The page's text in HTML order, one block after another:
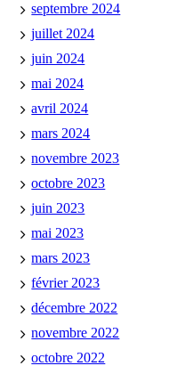
septembre 2024
juillet 2024
juin 2024
mai 2024
avril 2024
mars 2024
novembre 2023
octobre 2023
juin 2023
mai 2023
mars 2023
février 2023
décembre 2022
novembre 2022
octobre 2022